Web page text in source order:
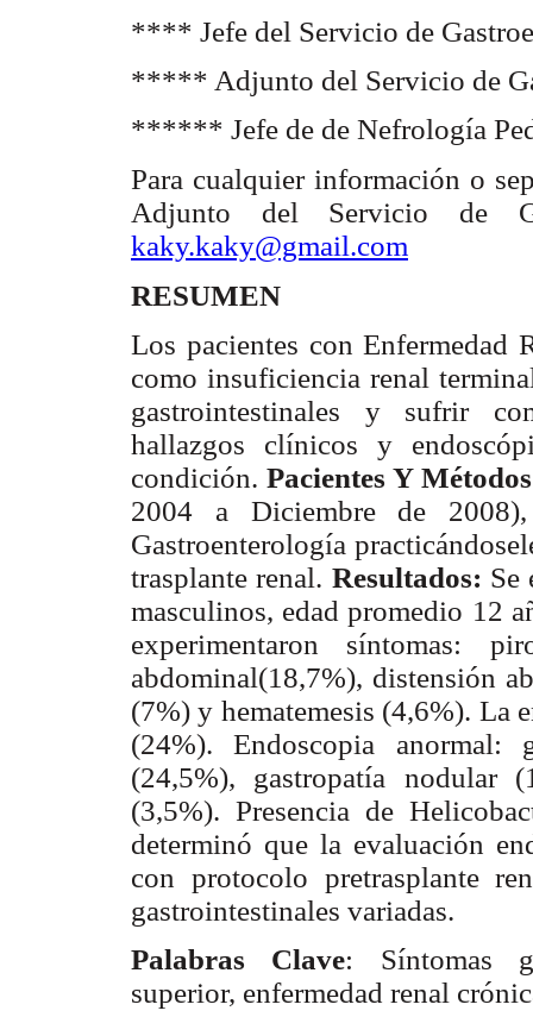
**** Jefe del Servicio de
***** Adjunto del Servicio de
****** Jefe de de Nefrología
Para cualquier información o
Adjunto del Servicio de
kaky.kaky@gmail.com
RESUMEN
Los pacientes con Enfermedad
como insuficiencia renal
gastrointestinales y sufrir
hallazgos clínicos y
condición. Pacientes Y Métodos
2004 a Diciembre de
Gastroenterología
trasplante renal. Resultados: Se
masculinos, edad promedio 12
experimentaron síntomas:
abdominal(18,7%), distensión
(7%) y hematemesis (4,6%). La
(24%). Endoscopia anormal:
(24,5%), gastropatía nodular
(3,5%). Presencia de
determinó que la evaluación
con protocolo pretrasplante
gastrointestinales variadas.
Palabras Clave: Síntomas
superior, enfermedad renal